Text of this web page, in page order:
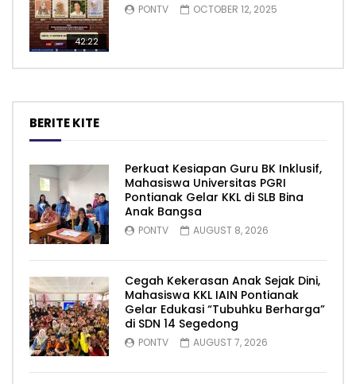
42:22
PONTV OCTOBER 12, 2025
BERITE KITE
Perkuat Kesiapan Guru BK Inklusif,
Mahasiswa Universitas PGRI
Pontianak Gelar KKL di SLB Bina
Anak Bangsa
PONTV AUGUST 8, 2026
Cegah Kekerasan Anak Sejak Dini,
Mahasiswa KKL IAIN Pontianak
Gelar Edukasi “Tubuhku Berharga”
di SDN 14 Segedong
PONTV AUGUST 7, 2026